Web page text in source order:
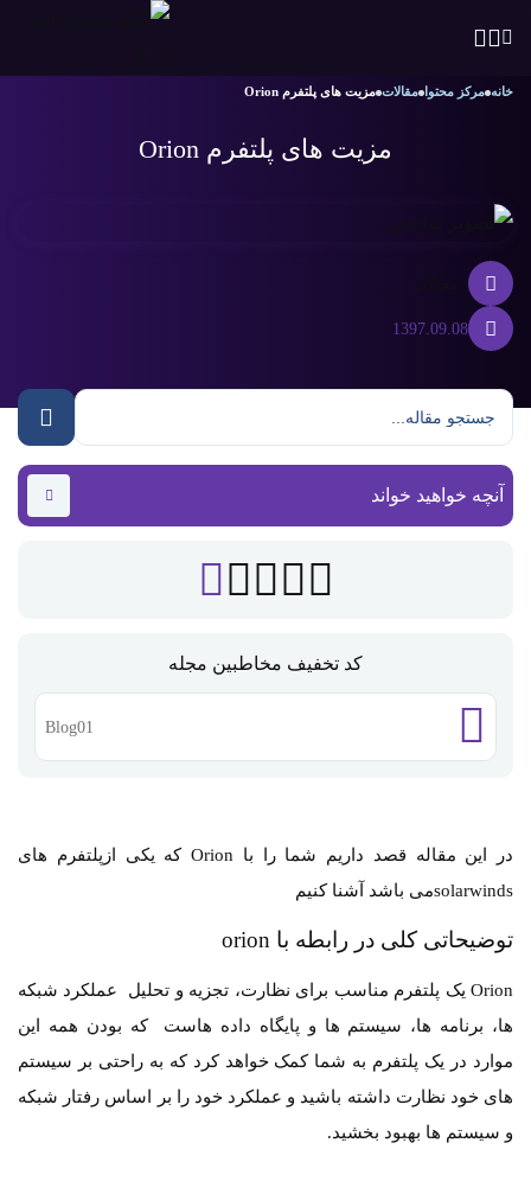
خانه مرکز محتوا مقالات مزیت های پلتفرم Orion
مزیت های پلتفرم Orion
1397.09.08
آنچه خواهید خواند
کد تخفیف مخاطبین مجله
Blog01
در این مقاله قصد داریم شما را با Orion که یکی ازپلتفرم های
solarwindsمی باشد آشنا کنیم
توضیحاتی کلی در رابطه با orion
Orion یک پلتفرم مناسب برای نظارت، تجزیه و تحلیل عملکرد شبکه
ها، برنامه ها، سیستم ها و پایگاه داده هاست که بودن همه این
موارد در یک پلتفرم به شما کمک خواهد کرد که به راحتی بر سیستم
های خود نظارت داشته باشید و عملکرد خود را بر اساس رفتار شبکه
و سیستم ها بهبود بخشید.